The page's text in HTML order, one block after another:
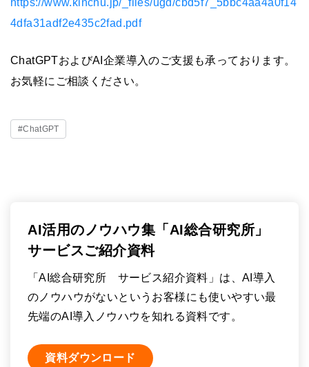
https://www.kinchu.jp/_files/ugd/cbd5f7_5bbc4aa4a0f14
4dfa31adf2e435c2fad.pdf
ChatGPTおよびAI企業導入のご支援も承っております。
お気軽にご相談ください。
#ChatGPT
AI活用のノウハウ集「AI総合研究所」
サービスご紹介資料
「AI総合研究所 サービス紹介資料」は、AI導入
のノウハウがないというお客様にも使いやすい最
先端のAI導入ノウハウを知れる資料です。
資料ダウンロード